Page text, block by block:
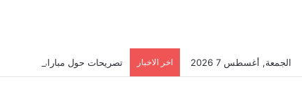
الجمعة, أغسطس 7 2026 اخر الاخبار تصريحات حول مباراة بايرن ميونخ